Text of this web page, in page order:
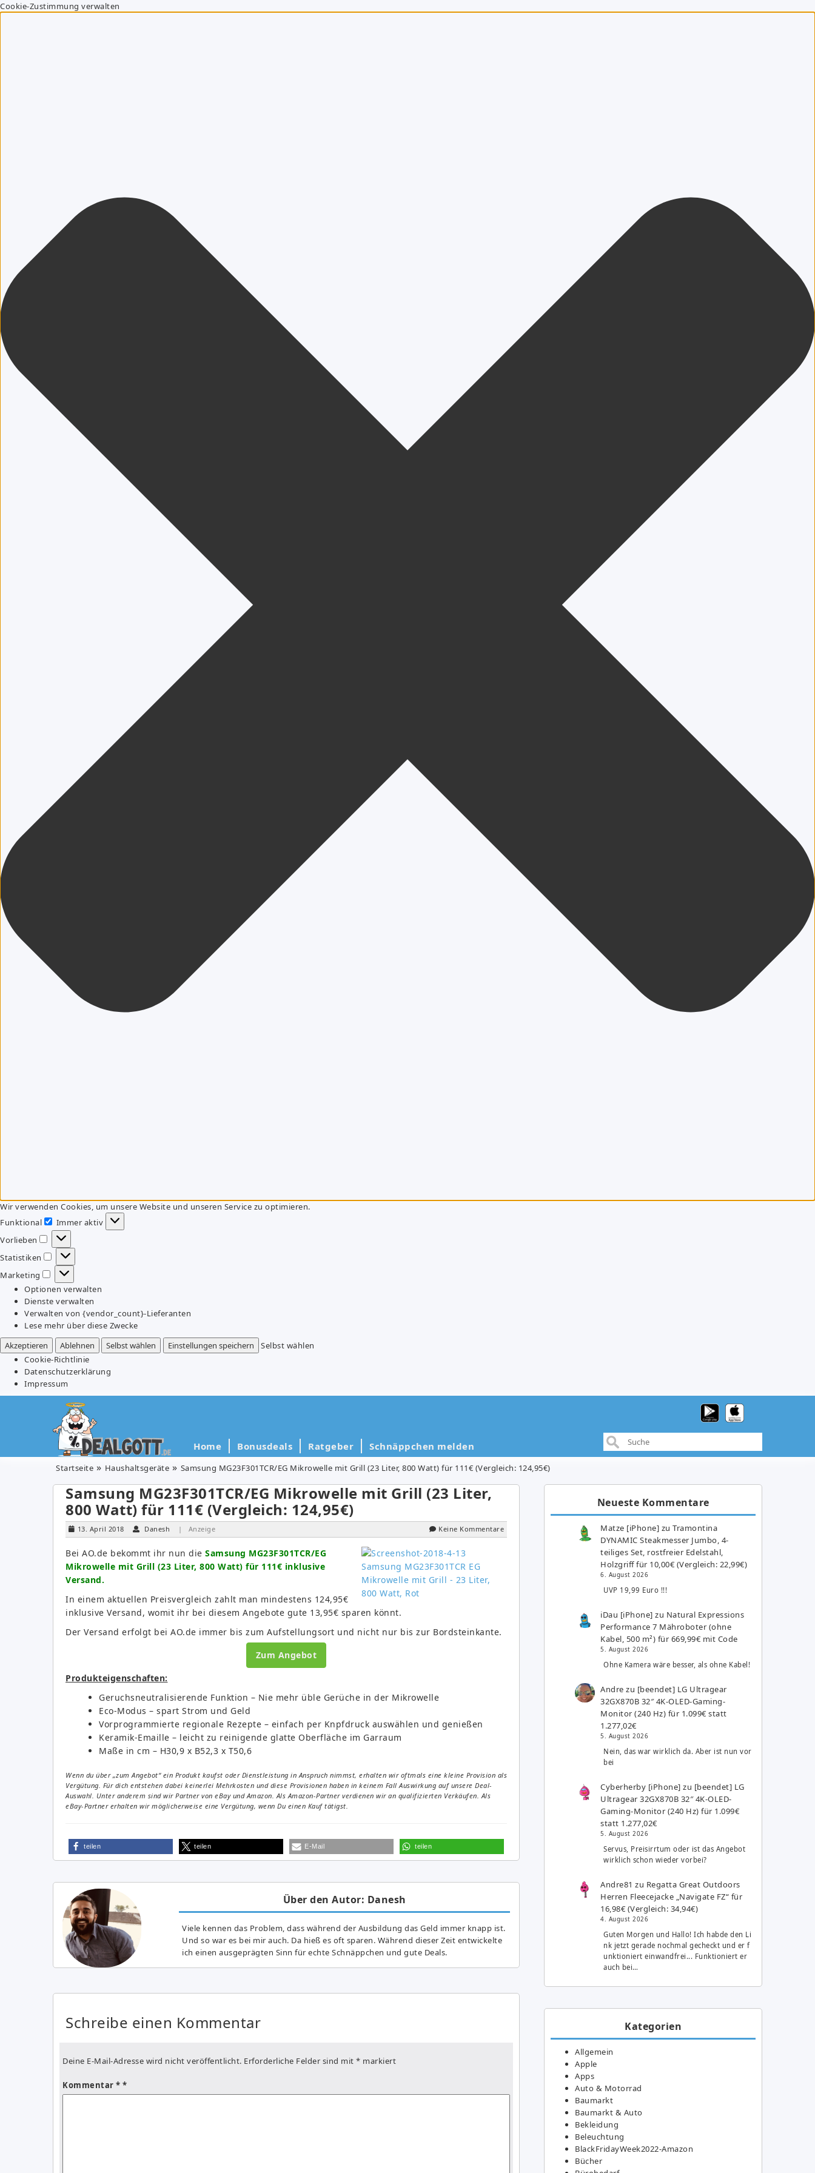
Cookie-Zustimmung verwalten
Wir verwenden Cookies, um unsere Website und unseren Service zu optimieren.
Funktional
Funktional
Immer aktiv
Vorlieben
Vorlieben
Statistiken
Statistiken
Marketing
Marketing
Optionen verwalten
Dienste verwalten
Verwalten von {vendor_count}-Lieferanten
Lese mehr über diese Zwecke
Akzeptieren
Ablehnen Selbst wählen Einstellungen speichern
Selbst wählen
Cookie-Richtlinie
Datenschutzerklärung
Impressum
Home Bonusdeals Ratgeber Schnäppchen melden
Startseite Haushaltsgeräte Samsung MG23F301TCR/EG Mikrowelle mit Grill (23 Liter, 800 Watt) für 111€ (Vergleich: 124,95€)
Samsung MG23F301TCR/EG Mikrowelle mit Grill (23 Liter,
800 Watt) für 111€ (Vergleich: 124,95€)
13. April 2018 Danesh | Anzeige Keine Kommentare
Bei AO.de bekommt ihr nun die Samsung MG23F301TCR/EG
Mikrowelle mit Grill (23 Liter, 800 Watt) für 111€ inklusive
Versand.
In einem aktuellen Preisvergleich zahlt man mindestens 124,95€
inklusive Versand, womit ihr bei diesem Angebote gute 13,95€ sparen könnt.
Der Versand erfolgt bei AO.de immer bis zum Aufstellungsort und nicht nur bis zur Bordsteinkante.
Zum Angebot
Produkteigenschaften:
Geruchsneutralisierende Funktion – Nie mehr üble Gerüche in der Mikrowelle
Eco-Modus – spart Strom und Geld
Vorprogrammierte regionale Rezepte – einfach per Knpfdruck auswählen und genießen
Keramik-Emaille – leicht zu reinigende glatte Oberfläche im Garraum
Maße in cm – H30,9 x B52,3 x T50,6
Wenn du über „zum Angebot“ ein Produkt kaufst oder Dienstleistung in Anspruch nimmst, erhalten wir oftmals eine kleine Provision als
Vergütung. Für dich entstehen dabei keinerlei Mehrkosten und diese Provisionen haben in keinem Fall Auswirkung auf unsere Deal-
Auswahl. Unter anderem sind wir Partner von eBay und Amazon. Als Amazon-Partner verdienen wir an qualifizierten Verkäufen. Als
eBay-Partner erhalten wir möglicherweise eine Vergütung, wenn Du einen Kauf tätigst.
teilen teilen E-Mail teilen
Über den Autor: Danesh
Viele kennen das Problem, dass während der Ausbildung das Geld immer knapp ist.
Und so war es bei mir auch. Da hieß es oft sparen. Während dieser Zeit entwickelte
ich einen ausgeprägten Sinn für echte Schnäppchen und gute Deals.
Schreibe einen Kommentar
Deine E-Mail-Adresse wird nicht veröffentlicht. Erforderliche Felder sind mit * markiert
Kommentar *
Neueste Kommentare
Matze [iPhone] zuTramontina
DYNAMIC Steakmesser Jumbo, 4-
teiliges Set, rostfreier Edelstahl,
Holzgriff für 10,00€ (Vergleich: 22,99€)
6. August 2026
UVP 19,99 Euro !!!
iDau [iPhone] zu Natural Expressions
Performance 7 Mähroboter (ohne
Kabel, 500 m²) für 669,99€ mit Code
5. August 2026
Ohne Kamera wäre besser, als ohne Kabel!
Andre zu [beendet] LG Ultragear
32GX870B 32″ 4K-OLED-Gaming-
Monitor (240 Hz) für 1.099€ statt
1.277,02€
5. August 2026
Nein, das war wirklich da. Aber ist nun vor
bei
Cyberherby [iPhone] zu [beendet] LG
Ultragear 32GX870B 32″ 4K-OLED-
Gaming-Monitor (240 Hz) für 1.099€
statt 1.277,02€
5. August 2026
Servus, Preisirrtum oder ist das Angebot
wirklich schon wieder vorbei?
Andre81 zu Regatta Great Outdoors
Herren Fleecejacke „Navigate FZ“ für
16,98€ (Vergleich: 34,94€)
4. August 2026
Guten Morgen und Hallo! Ich habde den Li
nk jetzt gerade nochmal gecheckt und er f
unktioniert einwandfrei... Funktioniert er
auch bei…
Kategorien
Allgemein
Apple
Apps
Auto & Motorrad
Baumarkt
Baumarkt & Auto
Bekleidung
Beleuchtung
BlackFridayWeek2022-Amazon
Bücher